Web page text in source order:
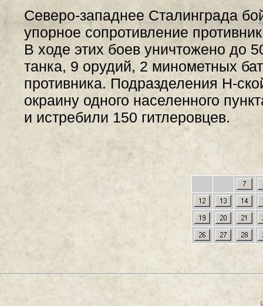
Северо-западнее Сталинграда
упорное сопротивление
В ходе этих боев уничтожено до
танка, 9 орудий, 2 минометных
противника. Подразделения Н-
окраину одного населенного
и истребили 150 гитлеровцев.